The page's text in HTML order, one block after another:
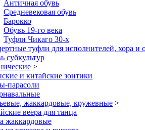
Античная обувь
Средневековая обувь
Барокко
Обувь 19-го века
Туфли Чикаго 30-х
туфли для исполнителей, хора и
субкультур
>
и китайские зонтики
парасоли
жаккардовые, кружевные >
веера для танца
жаккардовые